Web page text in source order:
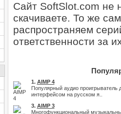
Сайт SoftSlot.com не
скачиваете. То же
распространяем
ответственности за
1. AIMP 4
Популярный аудио проигрыватель
интерфейсом на русском я..
3. AIMP 3
Многофункциональный